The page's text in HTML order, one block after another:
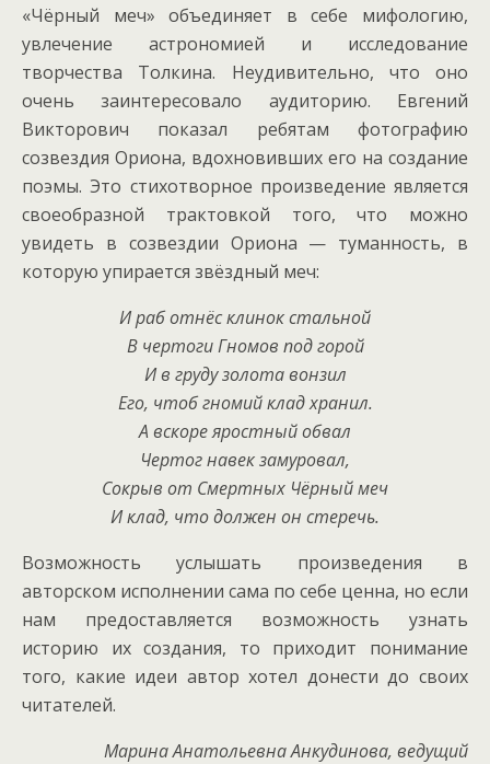
«Чёрный меч» объединяет в себе мифологию,
увлечение астрономией и исследование
творчества Толкина. Неудивительно, что оно
очень заинтересовало аудиторию. Евгений
Викторович показал ребятам фотографию
созвездия Ориона, вдохновивших его на создание
поэмы. Это стихотворное произведение является
своеобразной трактовкой того, что можно
увидеть в созвездии Ориона — туманность, в
которую упирается звёздный меч:
И раб отнёс клинок стальной
В чертоги Гномов под горой
И в груду золота вонзил
Его, чтоб гномий клад хранил.
А вскоре яростный обвал
Чертог навек замуровал,
Сокрыв от Смертных Чёрный меч
И клад, что должен он стеречь.
Возможность услышать произведения в
авторском исполнении сама по себе ценна, но если
нам предоставляется возможность узнать
историю их создания, то приходит понимание
того, какие идеи автор хотел донести до своих
читателей.
Марина Анатольевна Анкудинова, ведущий